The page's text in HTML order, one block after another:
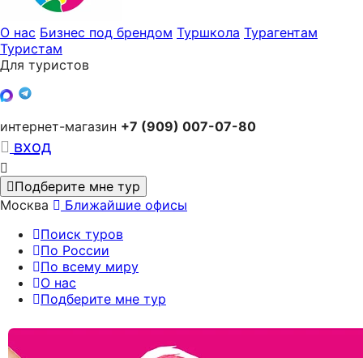
О нас Бизнес под брендом Туршкола Турагентам
Туристам
Для туристов
интернет-магазин +7 (909) 007-07-80
вход
Подберите мне тур
Москва
Ближайшие офисы
Поиск туров
По России
По всему миру
О нас
Подберите мне тур